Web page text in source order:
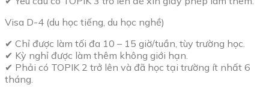
Visa D-4 (du học tiếng, du học nghề)
✔ Chỉ được làm tối đa 10 – 15 giờ/tuần, tùy trường học.
✔ Kỳ nghỉ được làm thêm không giới hạn.
✔ Phải có TOPIK 2 trở lên và đã học tại trường ít nhất 6
tháng.